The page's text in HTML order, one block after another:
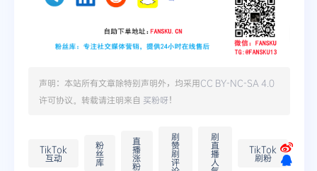
声明：本站所有文章除特别声明外，均采用CC BY-NC-SA 4.0
许可协议。转载请注明来自 买粉呀！
TikTok
互动
粉
丝
库
直
播
涨
粉
刷
赞
刷
评
刷
直
播
人
TikTok
刷粉